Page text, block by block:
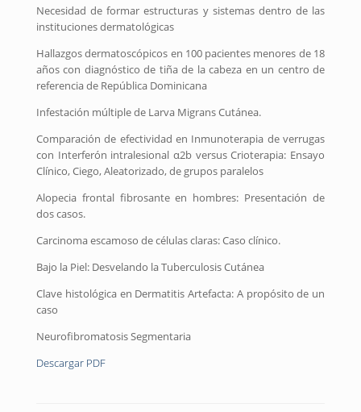
Necesidad de formar estructuras y sistemas dentro de las
instituciones dermatológicas
Hallazgos dermatoscópicos en 100 pacientes menores de 18
años con diagnóstico de tiña de la cabeza en un centro de
referencia de República Dominicana
Infestación múltiple de Larva Migrans Cutánea.
Comparación de efectividad en Inmunoterapia de verrugas
con Interferón intralesional α2b versus Crioterapia: Ensayo
Clínico, Ciego, Aleatorizado, de grupos paralelos
Alopecia frontal fibrosante en hombres: Presentación de
dos casos.
Carcinoma escamoso de células claras: Caso clínico.
Bajo la Piel: Desvelando la Tuberculosis Cutánea
Clave histológica en Dermatitis Artefacta: A propósito de un
caso
Neurofibromatosis Segmentaria
Descargar PDF